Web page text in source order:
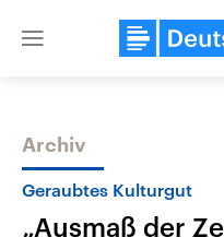
Close
Themen
Archiv
Geraubtes Kulturgut
„Ausmaß der